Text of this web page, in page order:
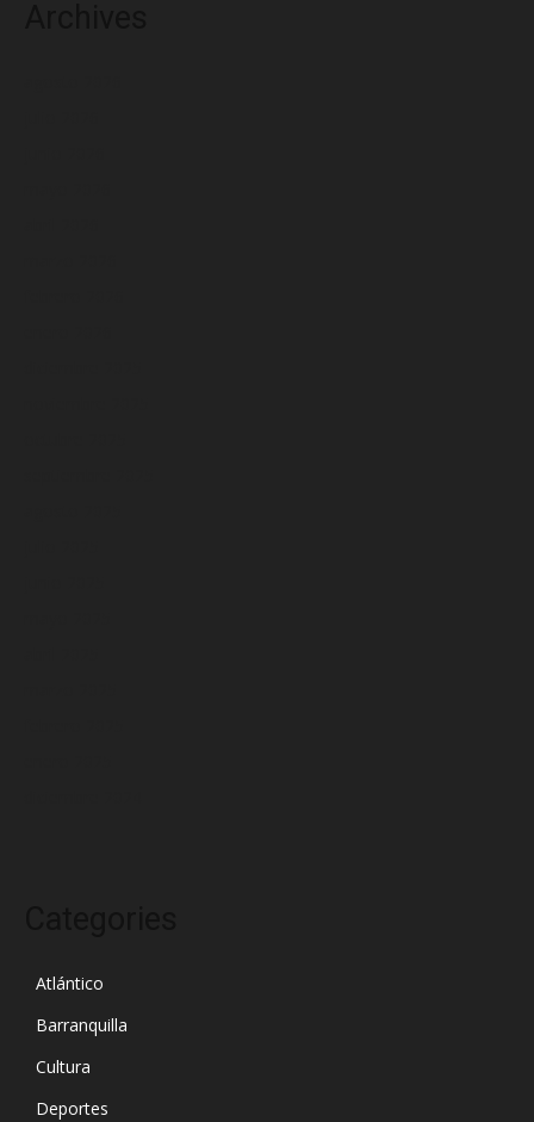
Atlántico
Barranquilla
Cultura
Deportes